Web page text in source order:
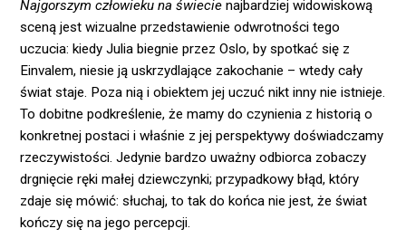
Najgorszym człowieku na świecie najbardziej widowiskową
sceną jest wizualne przedstawienie odwrotności tego
uczucia: kiedy Julia biegnie przez Oslo, by spotkać się z
Einvalem, niesie ją uskrzydlające zakochanie – wtedy cały
świat staje. Poza nią i obiektem jej uczuć nikt inny nie istnieje.
To dobitne podkreślenie, że mamy do czynienia z historią o
konkretnej postaci i właśnie z jej perspektywy doświadczamy
rzeczywistości. Jedynie bardzo uważny odbiorca zobaczy
drgnięcie ręki małej dziewczynki; przypadkowy błąd, który
zdaje się mówić: słuchaj, to tak do końca nie jest, że świat
kończy się na jego percepcji.